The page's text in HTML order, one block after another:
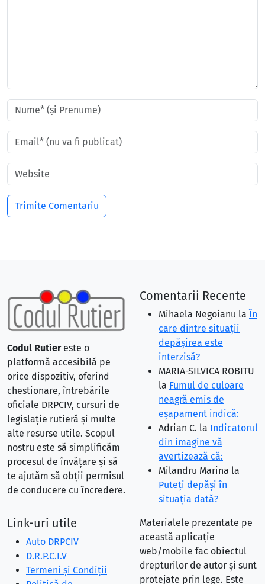
Codul Rutiereste o
platformă accesibilă pe
orice dispozitiv, oferind
chestionare, întrebările
oficiale DRPCIV, cursuri de
legislație rutieră și multe
alte resurse utile. Scopul
nostru este să simplificăm
procesul de învățare și să
te ajutăm să obții permisul
de conducere cu încredere.
Comentarii Recente
Mihaela Negoianu la În
care dintre situaţii
depăşirea este
interzisă?
MARIA-SILVICA ROBITU
la Fumul de culoare
neagră emis de
eşapament indică:
Adrian C. la Indicatorul
din imagine vă
avertizează că:
Milandru Marina la
Puteţi depăşi în
situaţia dată?
Link-uri utile
Auto DRPCIV
D.R.P.C.I.V
Termeni și Condiții
Materialele prezentate pe
această aplicație
web/mobile fac obiectul
drepturilor de autor și sunt
protejate prin lege. Este